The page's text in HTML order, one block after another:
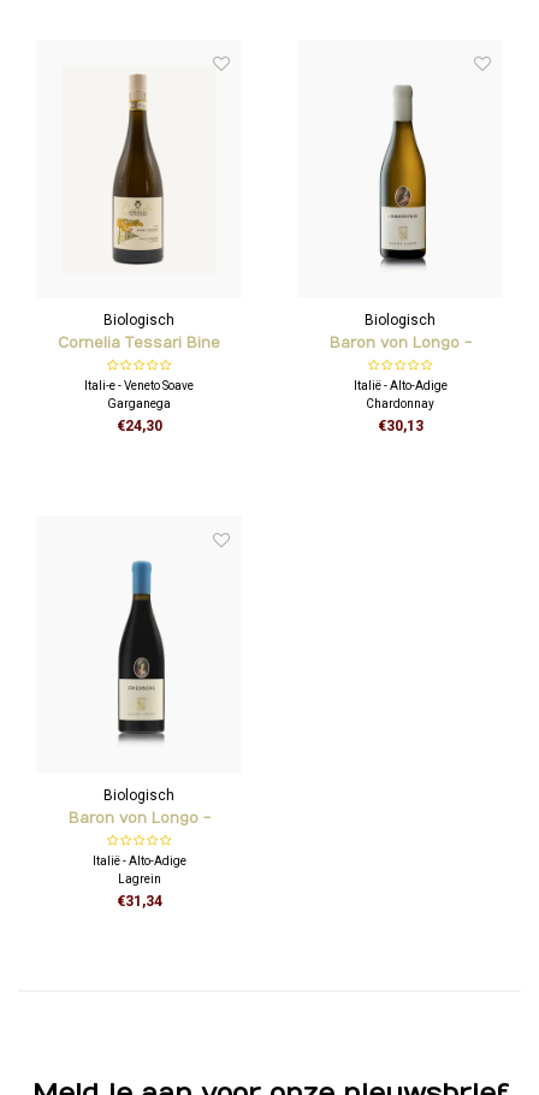
Biologisch
Cornelia Tessari Bine
Longhe - Soave Superiore
DOCG
Itali-e - Veneto Soave
Garganega
€24,30
Biologisch
Baron von Longo -
Liebenstein Chardonnay
Italië - Alto-Adige
Chardonnay
30 jaar oude stokken
€30,13
Biologisch
Baron von Longo -
Friedberg Lagrein
Italië - Alto-Adige
Lagrein
€31,34